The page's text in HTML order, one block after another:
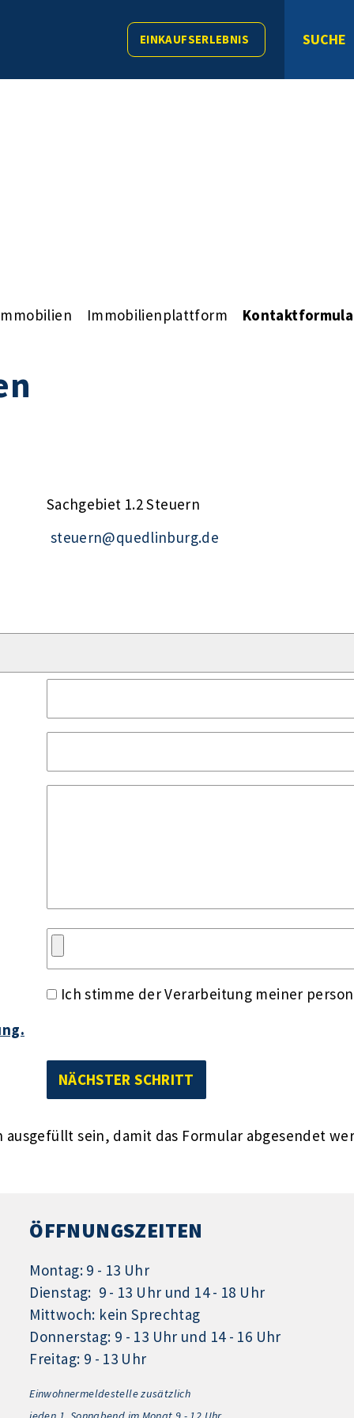
EINKAUFSERLEBNIS SUCHE
Immobilienplattform
Sachgebiet 1.2 Steuern
steuern@quedlinburg.de
Ich stimme der Verarbeitung meiner
sein, damit das Formular abgesendet
ÖFFNUNGSZEITEN
Montag: 9 - 13 Uhr
Dienstag: 9 - 13 Uhr und 14 - 18 Uhr
Mittwoch: kein Sprechtag
Donnerstag: 9 - 13 Uhr und 14 - 16 Uhr
Freitag: 9 - 13 Uhr
Einwohnermeldestelle zusätzlich